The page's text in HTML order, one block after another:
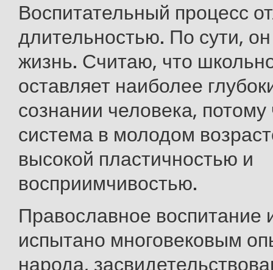
Воспитательный процесс
длительностью. По сути,
жизнь. Считаю, что
оставляет наиболее
сознании человека,
система в молодом
высокой пластичностью и
восприимчивостью.
Православное воспитание
испытано многовековым
народа,